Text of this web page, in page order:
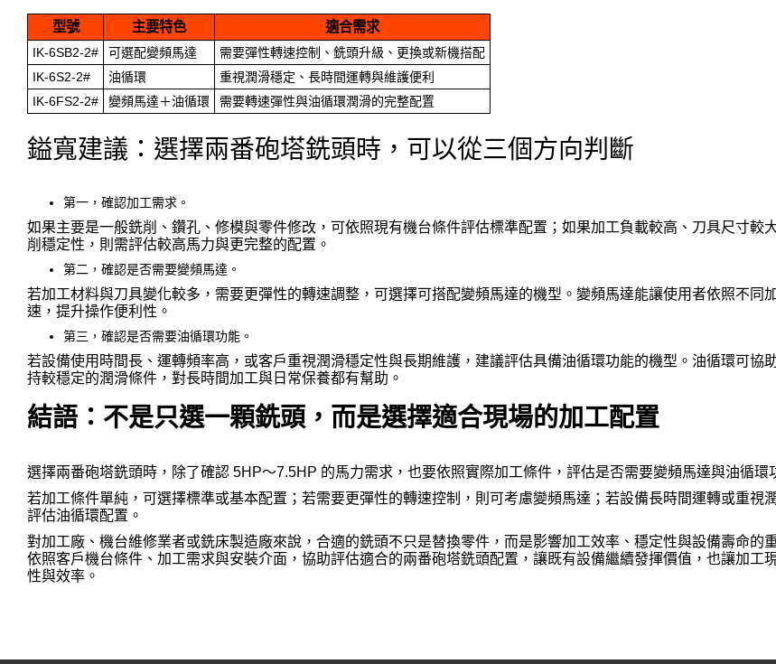
型號 主要特色 適合需求
IK-6SB2-2# 可選配變頻馬達
需要彈性轉速控制、銑頭升級、更換或新機搭配
IK-6S2-2#
油循環
重視潤滑穩定、長時間運轉與維護便利
IK-6FS2-2#
變頻馬達＋油循環 需要轉速彈性與油循環潤滑的完整配置
鎰寬建議：選擇兩番砲塔銑頭時，可以從三個方向判斷
第一，確認加工需求。
如果主要是一般銑削、鑽孔、修模與零件修改，可依照現有機台條件評估標準配置；如果加工負載較高、刀具尺寸較
削穩定性，則需評估較高馬力與更完整的配置。
第二，確認是否需要變頻馬達。
若加工材料與刀具變化較多，需要更彈性的轉速調整，可選擇可搭配變頻馬達的機型。變頻馬達能讓使用者依照不同
速，提升操作便利性。
第三，確認是否需要油循環功能。
若設備使用時間長、運轉頻率高，或客戶重視潤滑穩定性與長期維護，建議評估具備油循環功能的機型。油循環可協
持較穩定的潤滑條件，對長時間加工與日常保養都有幫助。
結語：不是只選一顆銑頭，而是選擇適合現場的加工配置
選擇兩番砲塔銑頭時，除了確認 5HP～7.5HP 的馬力需求，也要依照實際加工條件，評估是否需要變頻馬達與油循環
若加工條件單純，可選擇標準或基本配置；若需要更彈性的轉速控制，則可考慮變頻馬達；若設備長時間運轉或重視
評估油循環配置。
對加工廠、機台維修業者或銑床製造廠來說，合適的銑頭不只是替換零件，而是影響加工效率、穩定性與設備壽命的
依照客戶機台條件、加工需求與安裝介面，協助評估適合的兩番砲塔銑頭配置，讓既有設備繼續發揮價值，也讓加工
性與效率。